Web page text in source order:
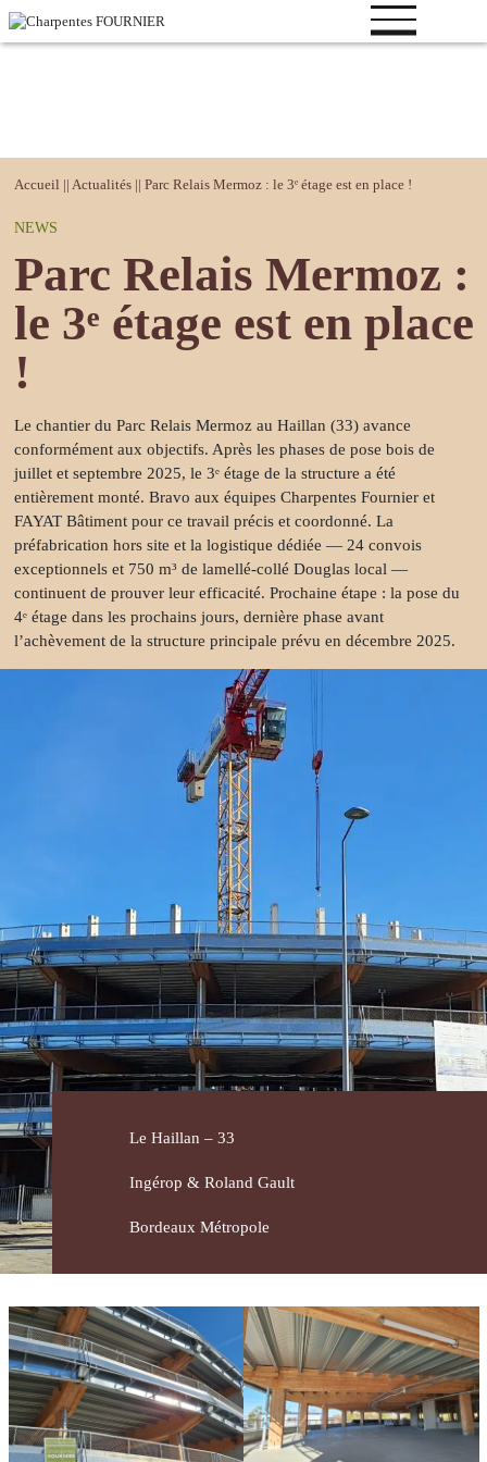
Votre
projet
logistique
industriel
Bâtiment de
loisirs
Bâtiment
commercial
Réalisations
L’entreprise
Notre
Actualités
Savoir-
faire
Conception
Fabrication
Pose
Contact
Accueil || Actualités|| Parc Relais Mermoz : le 3ᵉ étage est en place !
NEWS
Parc Relais Mermoz :
le 3ᵉ étage est en place
!
Le chantier du Parc Relais Mermoz au Haillan (33) avance
conformément aux objectifs. Après les phases de pose boisde
juillet et septembre 2025, le 3ᵉ étage de la structure a été
entièrement monté. Bravo aux équipes Charpentes Fournier et
FAYAT Bâtiment pour ce travail précis et coordonné. La
préfabrication hors site et la logistique dédiée — 24 convois
exceptionnels et 750 m³ de lamellé-collé Douglas local —
continuent de prouver leur efficacité. Prochaine étape : la pose du
4ᵉ étage dans les prochains jours, dernière phase avant
l’achèvement de la structure principale prévu en décembre 2025.
Le Haillan – 33
Ingérop & Roland Gault
Bordeaux Métropole